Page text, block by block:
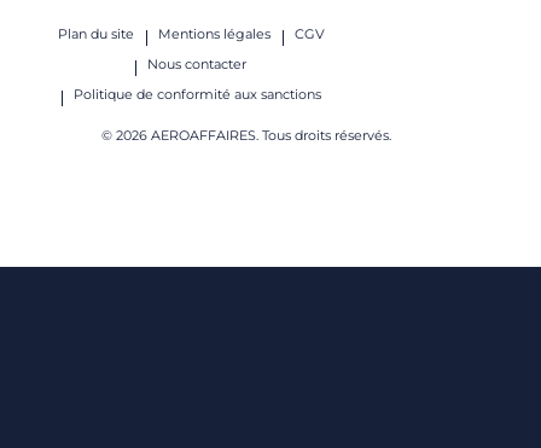
Plan du site Mentions légales
CGV
Nous contacter
Politique de conformité aux sanctions
© 2026 AEROAFFAIRES. Tous droits réservés.